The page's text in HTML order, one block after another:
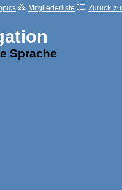
Mitgliederliste
Zurück
Sprache